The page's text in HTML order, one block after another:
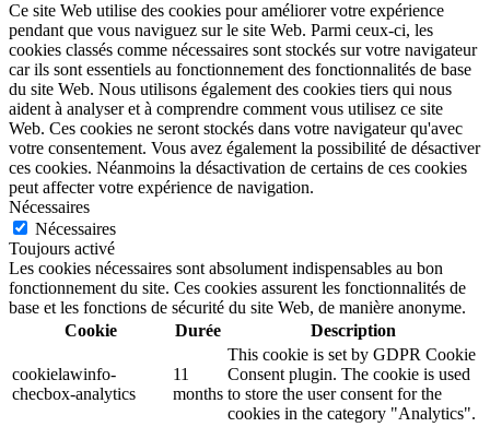
Ce site Web utilise des cookies pour améliorer votre expérience
pendant que vous naviguez sur le site Web. Parmi ceux-ci, les
cookies classés comme nécessaires sont stockés sur votre navigateur
car ils sont essentiels au fonctionnement des fonctionnalités de base
du site Web. Nous utilisons également des cookies tiers qui nous
aident à analyser et à comprendre comment vous utilisez ce site
Web. Ces cookies ne seront stockés dans votre navigateur qu'avec
votre consentement. Vous avez également la possibilité de désactiver
ces cookies. Néanmoins la désactivation de certains de ces cookies
peut affecter votre expérience de navigation.
Nécessaires
Nécessaires
Toujours activé
Les cookies nécessaires sont absolument indispensables au bon
fonctionnement du site. Ces cookies assurent les fonctionnalités de
base et les fonctions de sécurité du site Web, de manière anonyme.
Cookie
Durée Description
cookielawinfo-
checbox-analytics
11
months
This cookie is set by GDPR Cookie
Consent plugin. The cookie is used
to store the user consent for the
cookies in the category "Analytics".